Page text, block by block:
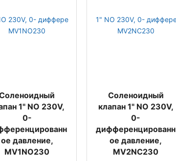
1" NO 230V,
0-
ое давление,
MV1NO230
Соленоидный
клапан 1" NO 230V,
0-
дифференцированн
ое давление,
MV2NC230